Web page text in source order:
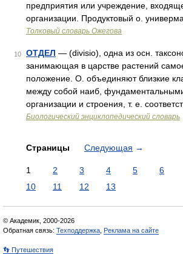
предприятия или учреждение,
организации. Продуктовый о.
Толковый словарь Ожегова
10 ОТДЕЛ — (divisio), одна из осн.
занимающая в царстве растений
положение. О. объединяют близкие
между собой наиб,
организации и строения, т. е.
Биологический энциклопедический словарь
Страницы Следующая →
1 2 3 4 5 6
10
11 12 13
© Академик, 2000-2026
Обратная связь: Техподдержка Реклама на сайте
👣 Путешествия